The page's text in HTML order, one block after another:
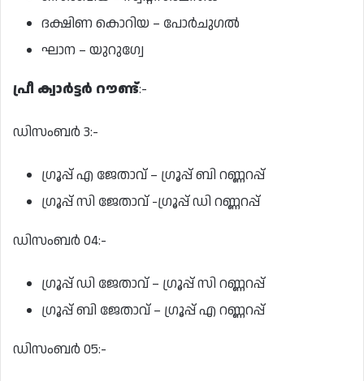
ദക്ഷിണ കൊറിയ – പോര്‍ചുഗല്‍
ഘാന – യുറുഗ്വേ
പ്രീ ക്വാര്‍ട്ടര്‍ റൗണ്ട്:-
ഡിസംബർ 3:-
ഗ്രൂപ്പ് എ ജേതാവ് – ഗ്രൂപ്പ് ബി റണ്ണറപ്പ്
ഗ്രൂപ്പ് സി ജേതാവ് -ഗ്രൂപ്പ് ഡി റണ്ണറപ്പ്
ഡിസംബര്‍ 04:-
ഗ്രൂപ്പ് ഡി ജേതാവ് – ഗ്രൂപ്പ് സി റണ്ണറപ്പ്
ഗ്രൂപ്പ് ബി ജേതാവ് – ഗ്രൂപ്പ് എ റണ്ണറപ്പ്
ഡിസംബര്‍ 05:-